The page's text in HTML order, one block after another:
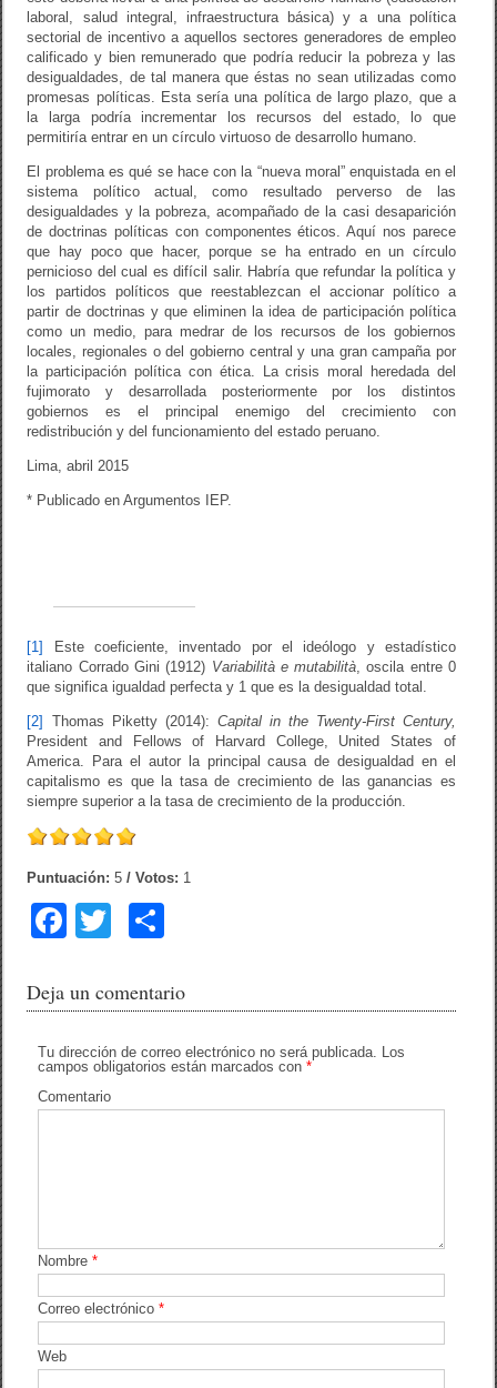
laboral, salud integral, infraestructura básica) y a una política
sectorial de incentivo a aquellos sectores generadores de empleo
calificado y bien remunerado que podría reducir la pobreza y las
desigualdades, de tal manera que éstas no sean utilizadas como
promesas políticas. Esta sería una política de largo plazo, que a
la larga podría incrementar los recursos del estado, lo que
permitiría entrar en un círculo virtuoso de desarrollo humano.
El problema es qué se hace con la “nueva moral” enquistada en el
sistema político actual, como resultado perverso de las
desigualdades y la pobreza, acompañado de la casi desaparición
de doctrinas políticas con componentes éticos. Aquí nos parece
que hay poco que hacer, porque se ha entrado en un círculo
pernicioso del cual es difícil salir. Habría que refundar la política y
los partidos políticos que reestablezcan el accionar político a
partir de doctrinas y que eliminen la idea de participación política
como un medio, para medrar de los recursos de los gobiernos
locales, regionales o del gobierno central y una gran campaña por
la participación política con ética. La crisis moral heredada del
fujimorato y desarrollada posteriormente por los distintos
gobiernos es el principal enemigo del crecimiento con
redistribución y del funcionamiento del estado peruano.
Lima, abril 2015
* Publicado en Argumentos IEP.
[1]
Este coeficiente, inventado por el ideólogo y estadístico
italiano Corrado Gini (1912) Variabilità e mutabilità , oscila entre 0
que significa igualdad perfecta y 1 que es la desigualdad total.
[2] Thomas Piketty (2014): Capital in the Twenty-First Century,
President and Fellows of Harvard College, United States of
America. Para el autor la principal causa de desigualdad en el
capitalismo es que la tasa de crecimiento de las ganancias es
siempre superior a la tasa de crecimiento de la producción.
Puntuación:5 / Votos: 1
F
c
b
o
tt
m
ar
Deja un comentario
Tu dirección de correo electrónico no será publicada.
Los
campos obligatorios están marcados con*
Comentario
Nombre*
Correo electrónico*
Web